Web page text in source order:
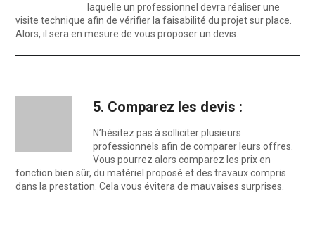
laquelle un professionnel devra réaliser une
visite technique afin de vérifier la faisabilité du projet sur place.
Alors, il sera en mesure de vous proposer un devis.
5. Comparez les devis :
N’hésitez pas à solliciter plusieurs
professionnels afin de comparer leurs offres.
Vous pourrez alors comparez les prix en
fonction bien sûr, du matériel proposé et des travaux compris
dans la prestation. Cela vous évitera de mauvaises surprises.